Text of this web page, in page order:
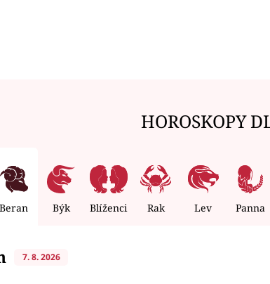
HOROSKOPY
Beran Býk Blíženci Rak Lev Panna
7. 8. 2026